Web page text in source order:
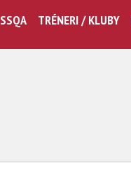
SSQA TRÉNERI / KLUBY